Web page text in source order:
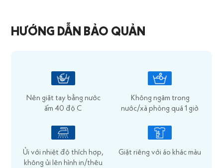
HƯỚNG DẪN BẢO QUẢN
Nên giặt tay bằng nước
ấm 40 độ C
Không ngâm trong
nước/xà phòng quá 1 giờ
Ủi với nhiệt độ thích hợp,
không ủi lên hình in/thêu
Giặt riêng với áo khác màu